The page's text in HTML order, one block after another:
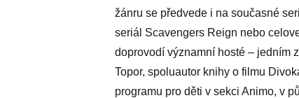
žánru se předvede i na současné
seriál Scavengers Reign nebo
doprovodí významní hosté – jedním
Topor, spoluautor knihy o filmu
programu pro děti v sekci Animo, v